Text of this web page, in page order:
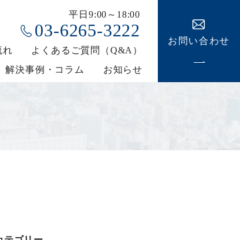
れ
よくあるご質問（Q&A）
解決事例・コラム
お知らせ
平日9:00～18:00
03-6265-3222
お問い合わせ